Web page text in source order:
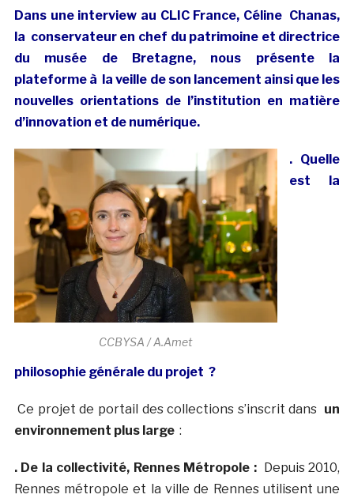
Dans une interview au CLIC France, Céline Chanas,
la conservateur en chef du patrimoine et directrice
du musée de Bretagne, nous présente la
plateforme à la veille de son lancement ainsi que les
nouvelles orientations de l’institution en matière
d’innovation et de numérique.
CCBYSA / A.Amet
. Quelle
est la
philosophie générale du projet ?
Ce projet de portail des collections s’inscrit dans un
environnement plus large:
. De la collectivité, Rennes Métropole :
Depuis 2010,
Rennes métropole et la ville de Rennes utilisent une